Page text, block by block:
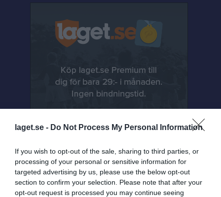
laget.se - Do Not Process My Personal Information
If you wish to opt-out of the sale, sharing to third parties, or
processing of your personal or sensitive information for
targeted advertising by us, please use the below opt-out
section to confirm your selection. Please note that after your
opt-out request is processed you may continue seeing
Senast uppladdade video